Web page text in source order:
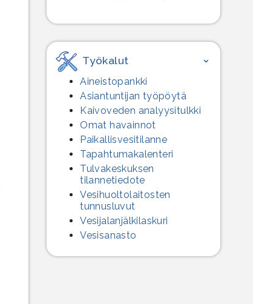
Työkalut
Aineistopankki
Asiantuntijan työpöytä
Kaivoveden analyysitulkki
Omat havainnot
Paikallisvesitilanne
Tapahtumakalenteri
Tulvakeskuksen
tilannetiedote
Vesihuolto­laitosten
tunnusluvut
Vesijalanjälki­laskuri
Vesisanasto